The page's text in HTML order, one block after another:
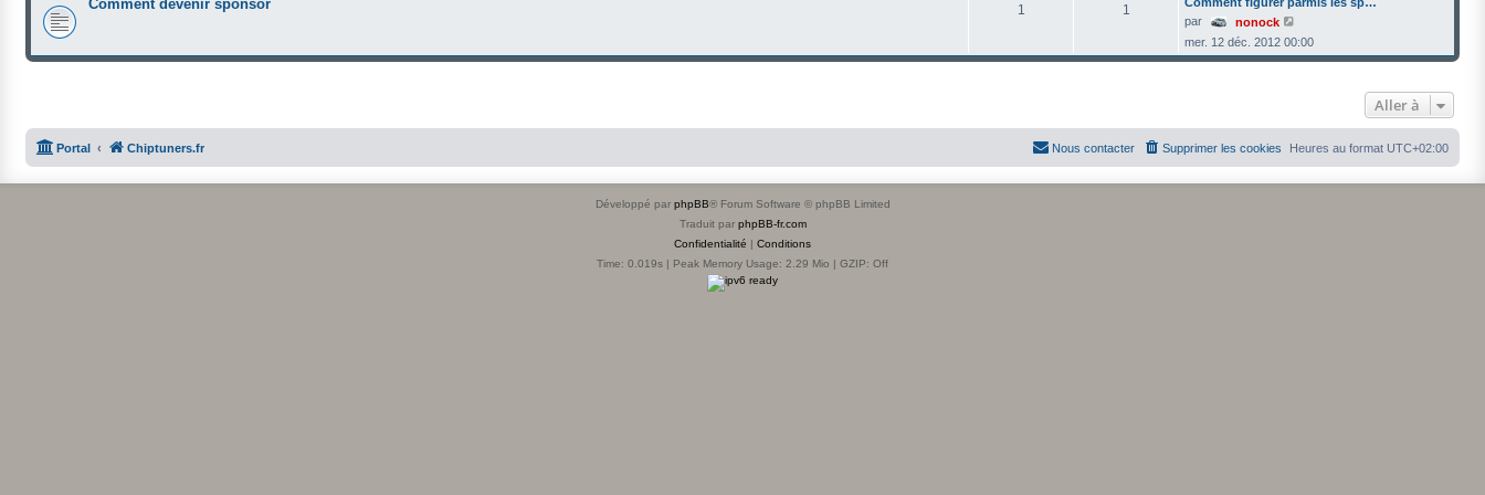
Comment devenir sponsor 1 1
par
nonock
i
r
r
i
e
mer. 12 déc. 2012 00:00
Aller à
Portal Chiptuners.fr Heures au format UTC+02:00
Supprimer les cookies
Nous contacter
Développé par phpBB® Forum Software © phpBB Limited
Traduit par phpBB-fr.com
Confidentialité | Conditions
Time: 0.019s | Peak Memory Usage: 2.29 Mio | GZIP: Off